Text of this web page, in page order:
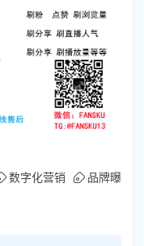
数字化营销
品牌曝